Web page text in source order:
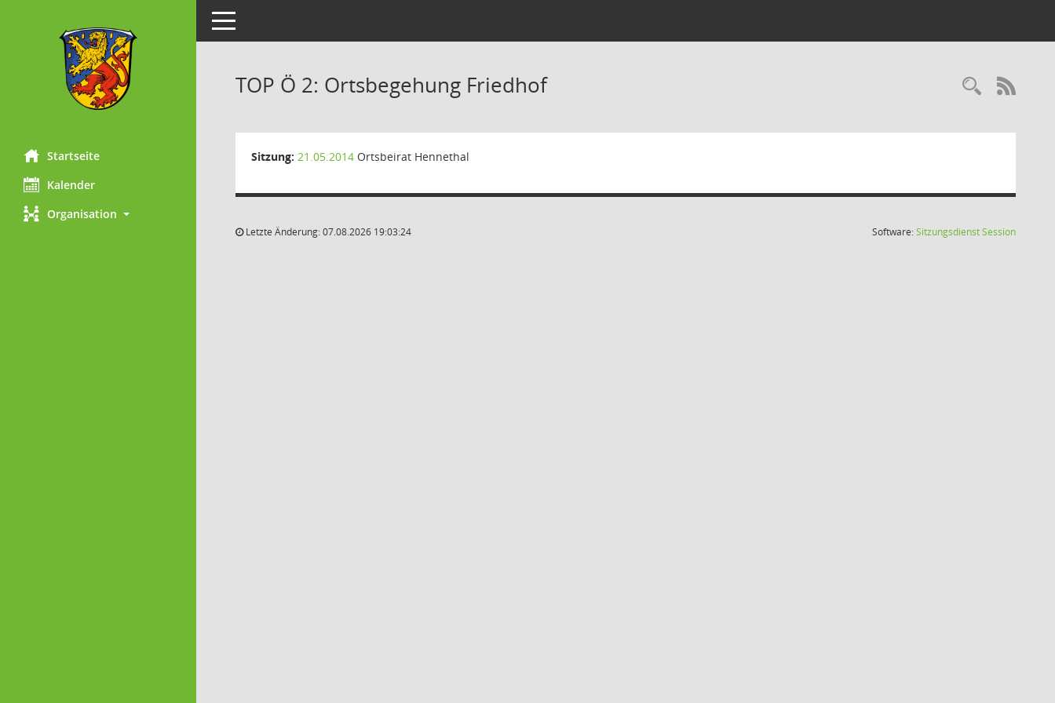
Startseite
Kalender
Organisation
Toggle navigation
TOP Ö 2: Ortsbegehung Friedhof
Sitzung: 21.05.2014 Ortsbeirat Hennethal
Letzte Änderung: 07.08.2026 19:03:24 Software:SitzungsdienstSession(Wird in